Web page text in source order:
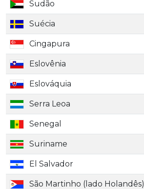
Sudão
Suécia
Cingapura
Eslovênia
Eslováquia
Serra Leoa
Senegal
Suriname
El Salvador
São Martinho (lado Holandês)